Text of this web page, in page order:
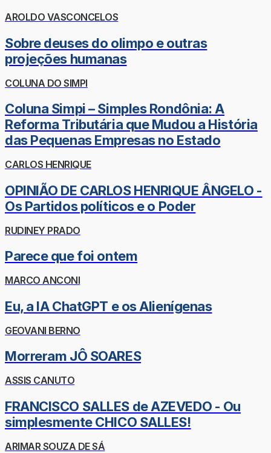
AROLDO VASCONCELOS
Sobre deuses do olimpo e outras
projeções humanas
COLUNA DO SIMPI
Coluna Simpi – Simples Rondônia: A
Reforma Tributária que Mudou a História
das Pequenas Empresas no Estado
CARLOS HENRIQUE
OPINIÃO DE CARLOS HENRIQUE ÂNGELO -
Os Partidos políticos e o Poder
RUDINEY PRADO
Parece que foi ontem
MARCO ANCONI
Eu, a IA ChatGPT e os Alienígenas
GEOVANI BERNO
Morreram JÔ SOARES
ASSIS CANUTO
FRANCISCO SALLES de AZEVEDO - Ou
simplesmente CHICO SALLES!
ARIMAR SOUZA DE SÁ